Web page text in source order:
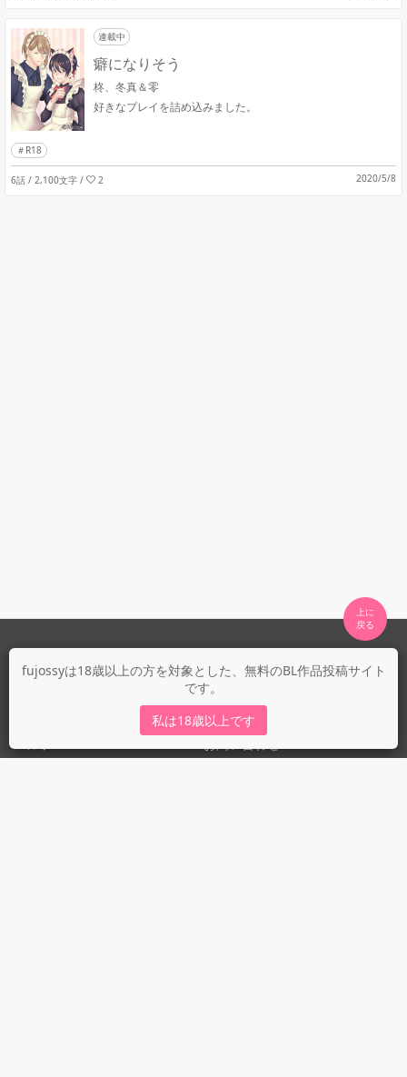
fujossyは18歳以上の方を対象とした、無料のBL作品投稿サイト
です。
私は18歳以上です
連載中
癖になりそう
柊、冬真＆零
好きなプレイを詰め込みました。
R18
6話 / 2,100文字 / 2 2020/5/8
上に
fujossyについて
fujossy運営ブログ